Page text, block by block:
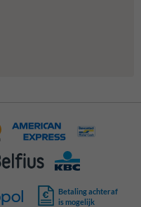
Betaling achteraf
is mogelijk